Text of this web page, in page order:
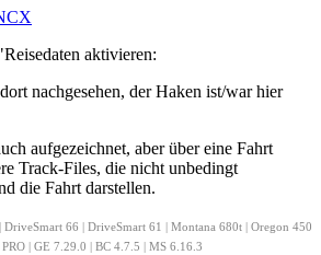
aktivieren:
nachgesehen, der Haken ist/war hier
aufgezeichnet, aber über eine Fahrt
Track-Files, die nicht unbedingt
die Fahrt darstellen.
66 | DriveSmart 61 | Montana 680t | Oregon 450
PRO | GE 7.29.0 | BC 4.7.5 | MS 6.16.3